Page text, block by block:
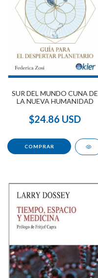
SUR DEL MUNDO CUNA DE
LA NUEVA HUMANIDAD
$24.86 USD